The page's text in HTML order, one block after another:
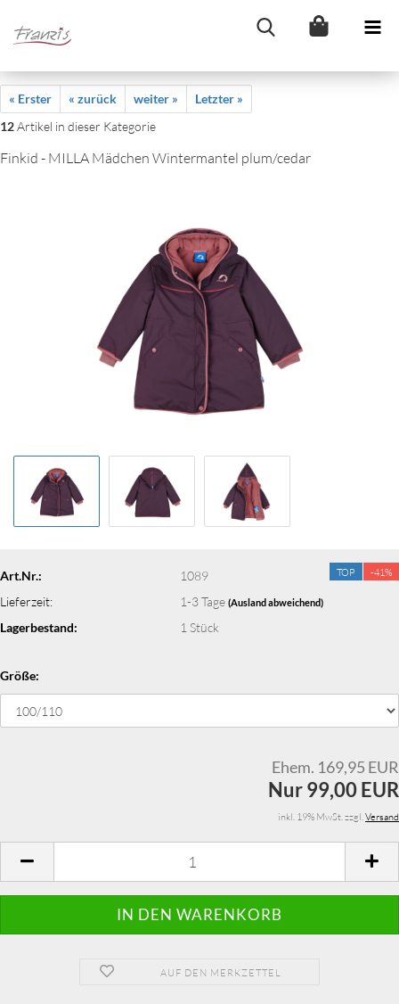
« Erster « zurück weiter »
Letzter »
12Artikel in dieser Kategorie
Finkid - MILLA Mädchen Wintermantel plum/cedar
TOP -41%
Art.Nr.:
1089
Lieferzeit:
1-3 Tage (Ausland abweichend)
Lagerbestand: 1 Stück
Größe:
Ehem. 169,95 EUR
Nur 99,00 EUR
inkl. 19% MwSt. zzgl.Versand
AUF DEN MERKZETTEL